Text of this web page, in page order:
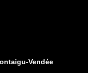
Vendée